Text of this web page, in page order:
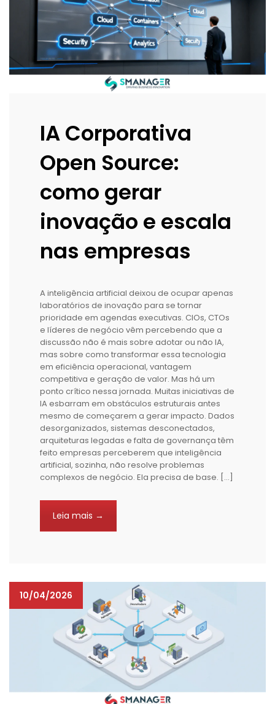
IA Corporativa
Open Source:
como gerar
inovação e escala
nas empresas
A inteligência artificial deixou de ocupar apenas
laboratórios de inovação para se tornar
prioridade em agendas executivas. CIOs, CTOs
e líderes de negócio vêm percebendo que a
discussão não é mais sobre adotar ou não IA,
mas sobre como transformar essa tecnologia
em eficiência operacional, vantagem
competitiva e geração de valor. Mas há um
ponto crítico nessa jornada. Muitas iniciativas de
IA esbarram em obstáculos estruturais antes
mesmo de começarem a gerar impacto. Dados
desorganizados, sistemas desconectados,
arquiteturas legadas e falta de governança têm
feito empresas perceberem que inteligência
artificial, sozinha, não resolve problemas
complexos de negócio. Ela precisa de base. […]
Leia mais →
10/04/2026